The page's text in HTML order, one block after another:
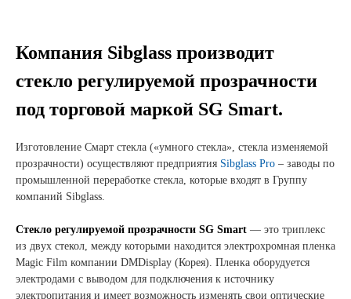
Стекло для строительства и интерьера
Стекло для машиностроения
Стекло для мебели, оборудования и бытовой техники
Комплектующие для переработки стекла
Светопрозрачные конструкции для розничных
заказчиков
Техподдержка
Сертификаты на продукцию Sibglass Pro
Компания Sibglass производит
стекло регулируемой прозрачности
под торговой маркой SG Smart.
Изготовление Смарт стекла («умного стекла», стекла изменяемой
прозрачности) осуществляют предприятия Sibglass Pro – заводы по
промышленной переработке стекла, которые входят в Группу
компаний Sibglass.
Стекло регулируемой прозрачности SG Smart — это триплекс
из двух стекол, между которыми находится электрохромная пленка
Magic Film компании DMDisplay (Корея). Пленка оборудуется
электродами с выводом для подключения к источнику
электропитания и имеет возможность изменять свои оптические
Стекло с цифровой печатью
Стекло с шелкотрафаретной печатью
Стекло регулируемой прозрачности
Пробковая наклейка
Пленка ПВБ для производства триплекса
Замена стеклопакетов
Панно из стекла и зеркал
Входные группы
Стеклянные перегородки
Душевые кабины из стекла
Двери из стекла
Кухонные фартуки из стекла
Мебель из стекла